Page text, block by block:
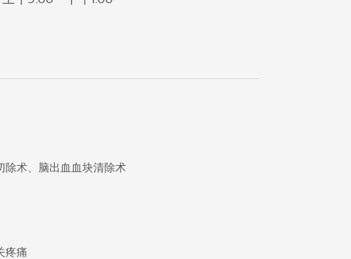
除术、脑出血血块清除术
疼痛